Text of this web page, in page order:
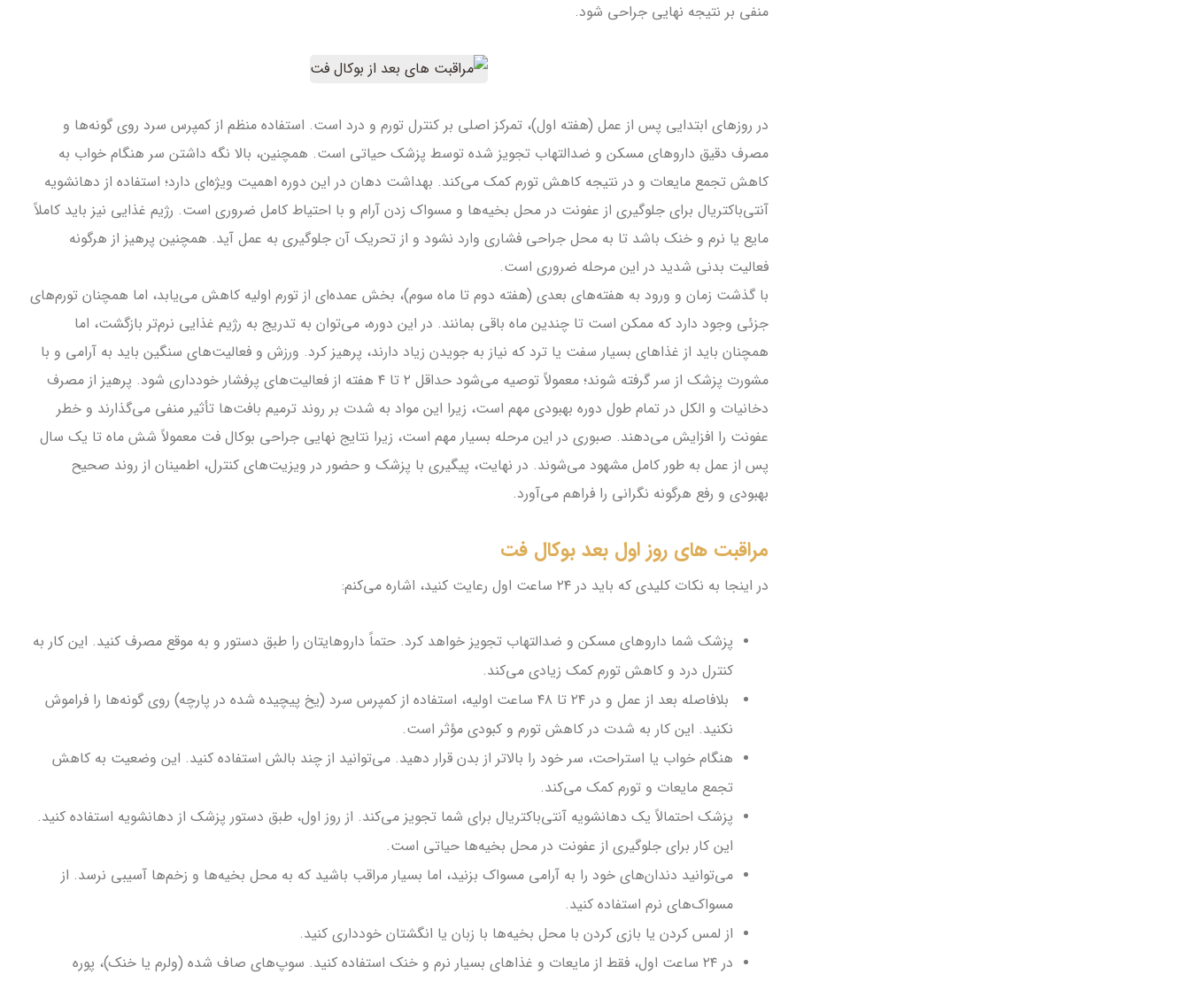
منفی بر نتیجه نهایی جراحی شود.
در روزهای ابتدایی پس از عمل (هفته اول)، تمرکز اصلی بر کنترل تورم و درد است. استفاده منظم از کمپرس سرد روی گونه‌ها و
مصرف دقیق داروهای مسکن و ضدالتهاب تجویز شده توسط پزشک حیاتی است. همچنین، بالا نگه داشتن سر هنگام خواب به
کاهش تجمع مایعات و در نتیجه کاهش تورم کمک می‌کند. بهداشت دهان در این دوره اهمیت ویژه‌ای دارد؛ استفاده از دهانشویه
آنتی‌باکتریال برای جلوگیری از عفونت در محل بخیه‌ها و مسواک زدن آرام و با احتیاط کامل ضروری است. رژیم غذایی نیز باید کاملاً
مایع یا نرم و خنک باشد تا به محل جراحی فشاری وارد نشود و از تحریک آن جلوگیری به عمل آید. همچنین پرهیز از هرگونه
فعالیت بدنی شدید در این مرحله ضروری است.
با گذشت زمان و ورود به هفته‌های بعدی (هفته دوم تا ماه سوم)، بخش عمده‌ای از تورم اولیه کاهش می‌یابد، اما همچنان تورم‌های
جزئی وجود دارد که ممکن است تا چندین ماه باقی بمانند. در این دوره، می‌توان به تدریج به رژیم غذایی نرم‌تر بازگشت، اما
همچنان باید از غذاهای بسیار سفت یا ترد که نیاز به جویدن زیاد دارند، پرهیز کرد. ورزش و فعالیت‌های سنگین باید به آرامی و با
مشورت پزشک از سر گرفته شوند؛ معمولاً توصیه می‌شود حداقل ۲ تا ۴ هفته از فعالیت‌های پرفشار خودداری شود. پرهیز از مصرف
دخانیات و الکل در تمام طول دوره بهبودی مهم است، زیرا این مواد به شدت بر روند ترمیم بافت‌ها تأثیر منفی می‌گذارند و خطر
عفونت را افزایش می‌دهند. صبوری در این مرحله بسیار مهم است، زیرا نتایج نهایی جراحی بوکال فت معمولاً شش ماه تا یک سال
پس از عمل به طور کامل مشهود می‌شوند. در نهایت، پیگیری با پزشک و حضور در ویزیت‌های کنترل، اطمینان از روند صحیح
بهبودی و رفع هرگونه نگرانی را فراهم می‌آورد.
مراقبت های روز اول بعد بوکال فت
در اینجا به نکات کلیدی که باید در ۲۴ ساعت اول رعایت کنید، اشاره می‌کنم:
پزشک شما داروهای مسکن و ضدالتهاب تجویز خواهد کرد. حتماً داروهایتان را طبق دستور و به موقع مصرف کنید. این کار به
کنترل درد و کاهش تورم کمک زیادی می‌کند.
بلافاصله بعد از عمل و در ۲۴ تا ۴۸ ساعت اولیه، استفاده از کمپرس سرد (یخ پیچیده شده در پارچه) روی گونه‌ها را فراموش
نکنید. این کار به شدت در کاهش تورم و کبودی مؤثر است.
هنگام خواب یا استراحت، سر خود را بالاتر از بدن قرار دهید. می‌توانید از چند بالش استفاده کنید. این وضعیت به کاهش
تجمع مایعات و تورم کمک می‌کند.
پزشک احتمالاً یک دهانشویه آنتی‌باکتریال برای شما تجویز می‌کند. از روز اول، طبق دستور پزشک از دهانشویه استفاده کنید.
این کار برای جلوگیری از عفونت در محل بخیه‌ها حیاتی است.
می‌توانید دندان‌های خود را به آرامی مسواک بزنید، اما بسیار مراقب باشید که به محل بخیه‌ها و زخم‌ها آسیبی نرسد. از
مسواک‌های نرم استفاده کنید.
از لمس کردن یا بازی کردن با محل بخیه‌ها با زبان یا انگشتان خودداری کنید.
در ۲۴ ساعت اول، فقط از مایعات و غذاهای بسیار نرم و خنک استفاده کنید. سوپ‌های صاف شده (ولرم یا خنک)، پوره